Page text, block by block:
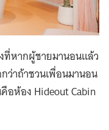
ที่หากผู้ชายมานอนแล้ว
ว่าถ้าชวนเพื่อนมานอน
ห้อง Hideout Cabin